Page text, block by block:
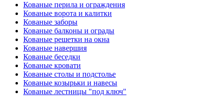
Кованые перила и ограждения
Кованые ворота и калитки
Кованые заборы
Кованые балконы и ограды
Кованые решетки на окна
Кованые навершия
Кованые беседки
Кованые кровати
Кованые столы и подстолье
Кованые козырьки и навесы
Кованые лестницы "под ключ"